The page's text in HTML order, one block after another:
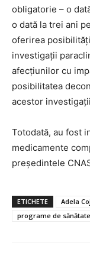
obligatorie – o
o dată la trei ani
oferirea
investigaţii
afecţiunilor cu
posibilitatea
acestor
Totodată, au fost
medicamente
președintele
ETICHETE Adela
programe de sănătate